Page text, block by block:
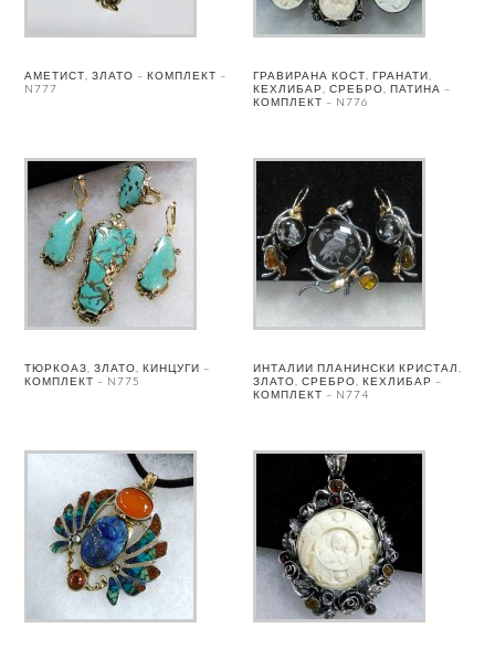
АМЕТИСТ, ЗЛАТО – КОМПЛЕКТ –
N777
ГРАВИРАНА КОСТ, ГРАНАТИ,
КЕХЛИБАР, СРЕБРО, ПАТИНА –
КОМПЛЕКТ – N776
ТЮРКОАЗ, ЗЛАТО, КИНЦУГИ –
КОМПЛЕКТ – N775
ИНТАЛИИ ПЛАНИНСКИ КРИСТАЛ,
ЗЛАТО, СРЕБРО, КЕХЛИБАР –
КОМПЛЕКТ – N774